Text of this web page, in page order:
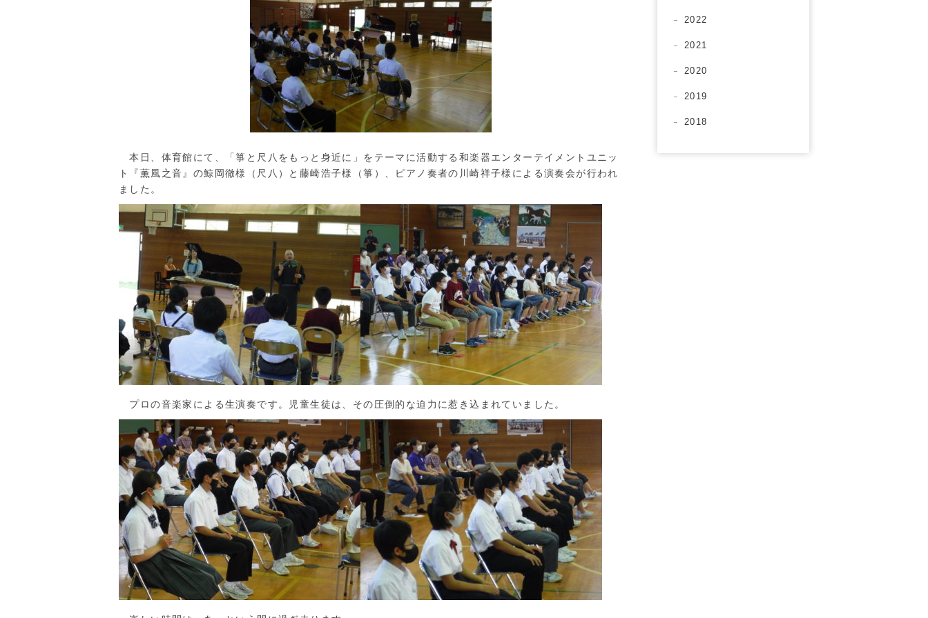
本日、体育館にて、「箏と尺八をもっと身近に」をテーマに活動する和楽器エンターテイメントユニッ
ト『薫風之音』の鯨岡徹様（尺八）と藤崎浩子様（箏）、ピアノ奏者の川崎祥子様による演奏会が行われ
ました。
プロの音楽家による生演奏です。児童生徒は、その圧倒的な迫力に惹き込まれていました。
2022
2021
2020
2019
2018